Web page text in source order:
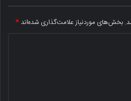
بخش‌های موردنیاز علامت‌گذاری شده‌اند*